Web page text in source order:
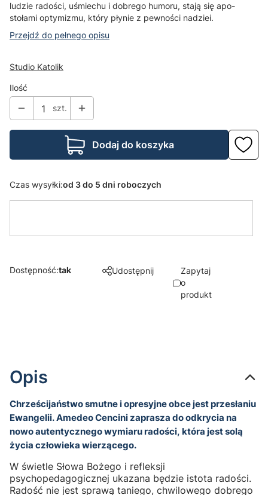
ludzie radości, uśmiechu i dobrego humoru, stają się apo­
stołami optymizmu, który płynie z pewności nadziei.
Przejdź do pełnego opisu
Studio Katolik
Ilość
szt.
Dodaj do koszyka
Czas wysyłki:od 3 do 5 dni roboczych
Dostępność:tak Udostępnij
Zapytaj
o
produkt
Opis
Chrześcijaństwo smutne i opresyjne obce jest przesłaniu
Ewangelii. Amedeo Cencini zaprasza do odkrycia na
nowo autentycz­nego wy­miaru radości, która jest solą
życia człowieka wierzącego.
W świe­tle Słowa Bożego i refleksji
psychopedagogicznej ukazana będzie istota radości.
Radość nie jest sprawą taniego, chwilowego do­brego